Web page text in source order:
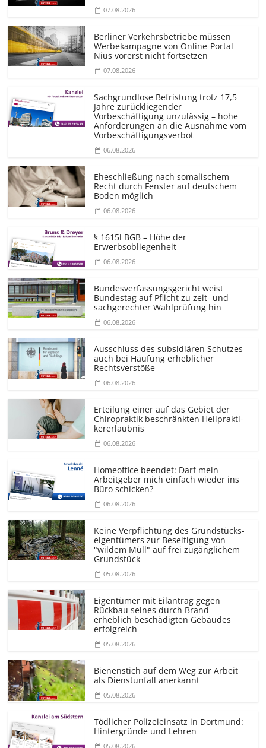
07.08.2026
Berliner Verkehrsbetriebe müssen
Werbekampagne von Online-Portal
Nius vorerst nicht fortsetzen
07.08.2026
Sachgrundlose Befristung trotz 17,5
Jahre zurückliegender
Vorbeschäftigung unzulässig – hohe
Anforderungen an die Ausnahme vom
Vorbeschäf­tigungsverbot
06.08.2026
Eheschließung nach somalischem
Recht durch Fenster auf deutschem
Boden möglich
06.08.2026
§ 1615l BGB – Höhe der
Erwerbsobliegenheit
06.08.2026
Bundesver­fassungsgericht weist
Bundestag auf Pflicht zu zeit- und
sachgerechter Wahlprüfung hin
06.08.2026
Ausschluss des subsidiären Schutzes
auch bei Häufung erheblicher
Rechtsverstöße
06.08.2026
Erteilung einer auf das Gebiet der
Chiropraktik beschränkten Heilprakti­
kererlaubnis
06.08.2026
Homeoffice beendet: Darf mein
Arbeitgeber mich einfach wieder ins
Büro schicken?
06.08.2026
Keine Verpflichtung des Grundstücks­
eigentümers zur Beseitigung von
"wildem Müll" auf frei zugänglichem
Grundstück
05.08.2026
Eigentümer mit Eilantrag gegen
Rückbau seines durch Brand
erheblich beschädigten Gebäudes
erfolgreich
05.08.2026
Bienenstich auf dem Weg zur Arbeit
als Dienstunfall anerkannt
05.08.2026
Tödlicher Polizeieinsatz in Dortmund:
Hintergründe und Lehren
05.08.2026